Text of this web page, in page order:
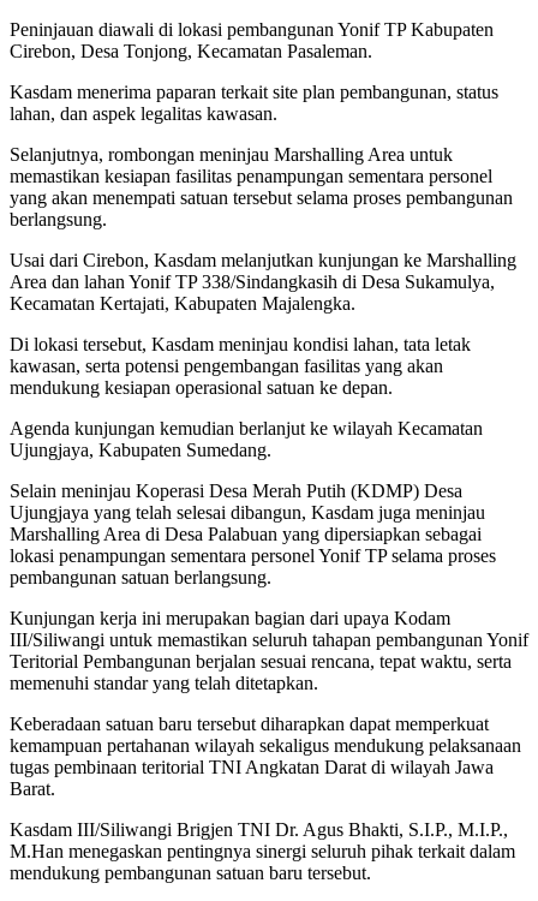
Peninjauan diawali di lokasi pembangunan Yonif TP Kabupaten
Cirebon, Desa Tonjong, Kecamatan Pasaleman.
Kasdam menerima paparan terkait site plan pembangunan, status
lahan, dan aspek legalitas kawasan.
Selanjutnya, rombongan meninjau Marshalling Area untuk
memastikan kesiapan fasilitas penampungan sementara personel
yang akan menempati satuan tersebut selama proses pembangunan
berlangsung.
Usai dari Cirebon, Kasdam melanjutkan kunjungan ke Marshalling
Area dan lahan Yonif TP 338/Sindangkasih di Desa Sukamulya,
Kecamatan Kertajati, Kabupaten Majalengka.
Di lokasi tersebut, Kasdam meninjau kondisi lahan, tata letak
kawasan, serta potensi pengembangan fasilitas yang akan
mendukung kesiapan operasional satuan ke depan.
Agenda kunjungan kemudian berlanjut ke wilayah Kecamatan
Ujungjaya, Kabupaten Sumedang.
Selain meninjau Koperasi Desa Merah Putih (KDMP) Desa
Ujungjaya yang telah selesai dibangun, Kasdam juga meninjau
Marshalling Area di Desa Palabuan yang dipersiapkan sebagai
lokasi penampungan sementara personel Yonif TP selama proses
pembangunan satuan berlangsung.
Kunjungan kerja ini merupakan bagian dari upaya Kodam
III/Siliwangi untuk memastikan seluruh tahapan pembangunan Yonif
Teritorial Pembangunan berjalan sesuai rencana, tepat waktu, serta
memenuhi standar yang telah ditetapkan.
Keberadaan satuan baru tersebut diharapkan dapat memperkuat
kemampuan pertahanan wilayah sekaligus mendukung pelaksanaan
tugas pembinaan teritorial TNI Angkatan Darat di wilayah Jawa
Barat.
Kasdam III/Siliwangi Brigjen TNI Dr. Agus Bhakti, S.I.P., M.I.P.,
M.Han menegaskan pentingnya sinergi seluruh pihak terkait dalam
mendukung pembangunan satuan baru tersebut.